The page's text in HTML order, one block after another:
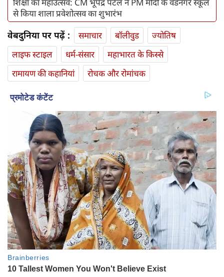
शिक्षा का महाउत्सव: CM भूपेंद्र पटेल ने PM मोदी के वडनगर स्कूल
से किया शाला प्रवेशोत्सव का शुभारंभ
वेबदुनिया पर पढ़ें : समाचार बॉलीवुड
ज्योतिष
लाइफ स्‍टाइल
धर्म-संसार
महाभारत के किस्से
रामायण की कहानियां
रोचक और रोमांचक